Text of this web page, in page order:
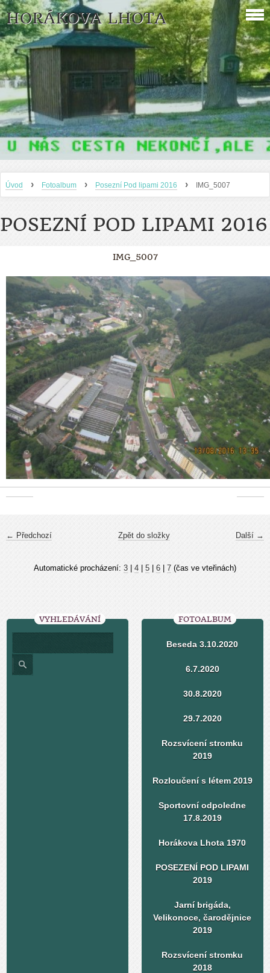
HORÁKOVA LHOTA
Úvod › Fotoalbum › Posezní Pod lipami 2016 › IMG_5007
POSEZNÍ POD LIPAMI 2016
IMG_5007
← Předchozí Další →
Zpět do složky
Automatické procházení: 3 4 5 6 7 (čas ve vteřinách)
VYHLEDÁVÁNÍ FOTOALBUM
Beseda 3.10.2020
6.7.2020
30.8.2020
29.7.2020
Rozsvícení stromku
2019
Rozloučení s létem 2019
Sportovní odpoledne
17.8.2019
Horákova Lhota 1970
POSEZENÍ POD LIPAMI
2019
Jarní brigáda,
Velikonoce, čarodějnice
2019
Rozsvícení stromku
2018